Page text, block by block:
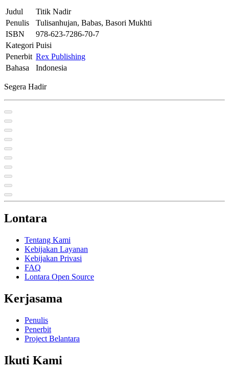
Judul
Titik Nadir
Penulis
Tulisanhujan, Babas, Basori Mukhti
ISBN
978-623-7286-70-7
Kategori Puisi
Penerbit Rex Publishing
Bahasa
Indonesia
Segera Hadir
Lontara
Tentang Kami
Kebijakan Layanan
Kebijakan Privasi
FAQ
Lontara Open Source
Kerjasama
Penulis
Penerbit
Project Belantara
Ikuti Kami